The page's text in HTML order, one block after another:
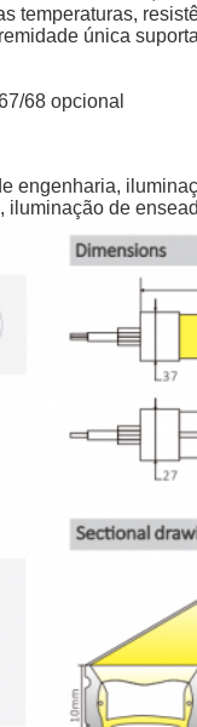
temperaturas,
única
68 opcional
engenharia,
de